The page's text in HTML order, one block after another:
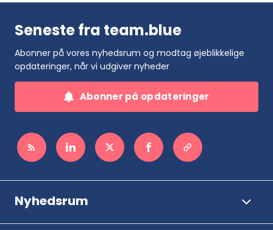
Seneste fra team.blue
Abonner på vores nyhedsrum og modtag øjeblikkelige
opdateringer, når vi udgiver nyheder
Abonner på opdateringer
Nyhedsrum